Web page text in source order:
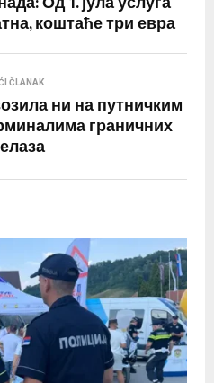
коштаће три евра
ČLANAK
ни на путничким
граничних